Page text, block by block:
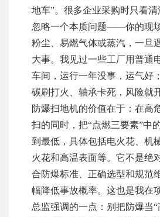
地车”。很多企业采购时只看清
忽略一个本质问题——你的现
粉尘、易燃气体或蒸汽，一旦
大事。我见过一些工厂用普通
车间，运行一年没事，运气好
碳刷打火、轴承卡死，风险就
防爆扫地机的价值在于：在高
扫的同时，把“点燃三要素”中
到最低，具体包括电火花、机
火花和高温表面等。它不是绝
合防爆标准、正确选型和规范
幅降低事故概率。这也是我在
总监强调的一点：别把防爆当“